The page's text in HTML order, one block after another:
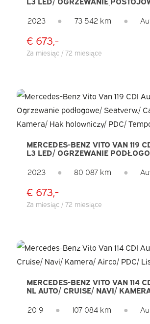
KAMERA/ PDC/ LMV/ CRUISE/
HOLOWNICZY/ KLIMATYZACJA
2023 ● 73 542 km ●
€ 673,-
Za miesiąc / 72 miesiące
MERCEDES-BENZ VITO VAN 119
L3 LED/ OGRZEWANIE
HOLOWNICZY/ PDC/ TEMPOMAT
2023 ● 80 087 km ●
€ 673,-
Za miesiąc / 72 miesiące
MERCEDES-BENZ VITO VAN 114
NL AUTO/ CRUISE/ NAVI/
2019
● 107 084 km ●